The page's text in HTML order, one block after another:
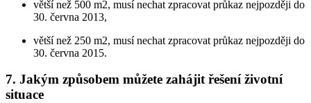
větší než 500 m2, musí nechat zpracovat průkaz nejpozději do
30. června 2013,
větší než 250 m2, musí nechat zpracovat průkaz nejpozději do
30. června 2015.
7. Jakým způsobem můžete zahájit řešení životní
situace